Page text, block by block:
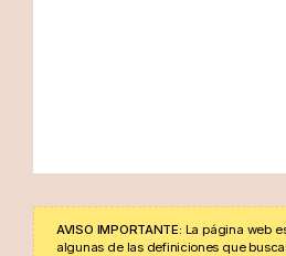
AVISO IMPORTANTE: La página web
algunas de las definiciones que